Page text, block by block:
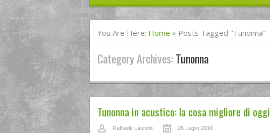
You Are Here: Home » Posts Tagged "tunonna"
Category Archives:Tunonna
Tunonna in acustico: la cosa migliore di oggi
Raffaele Lauretti 26 Luglio 2016